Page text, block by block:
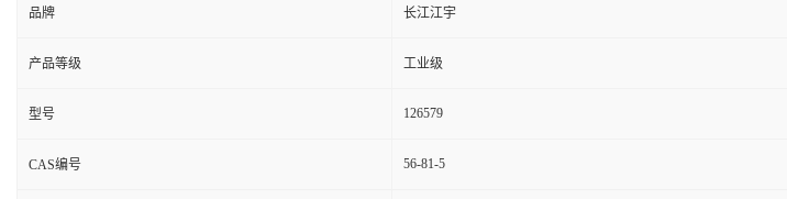
品牌 长江江宇
产品等级 工业级
型号 126579
CAS编号 56-81-5